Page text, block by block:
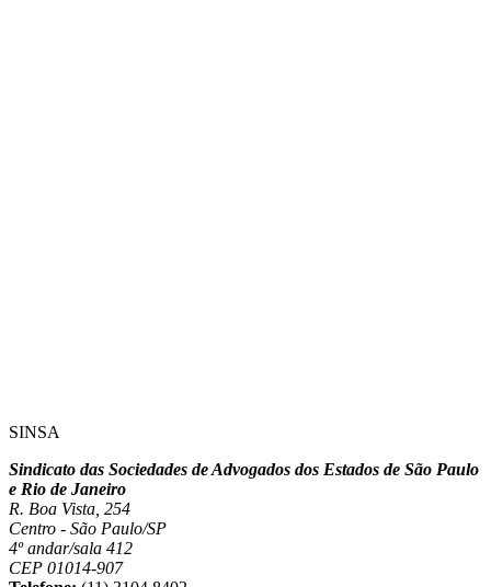
SINSA
Sindicato das Sociedades de Advogados dos Estados de São Paulo
e Rio de Janeiro
R. Boa Vista, 254
Centro - São Paulo/SP
4º andar/sala 412
CEP 01014-907